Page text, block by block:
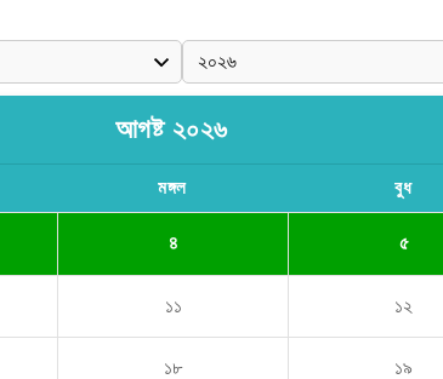
আগষ্ট ২০২৬
মঙ্গল বুধ
৪ ৫
১১ ১২
১৮ ১৯